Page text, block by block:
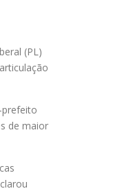
(PL)
de maior